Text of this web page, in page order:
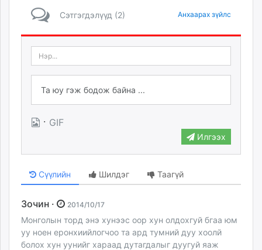
Сэтгэгдэлүүд (2) Анхаарах зүйлс
· GIF
Илгээх
Сүүлийн Шилдэг Таагүй
Зочин · 2014/10/17
Монголын торд энэ хунээс оор хун олдохгуй бгаа юм
уу ноен еронхиийлогчоо та ард тумний дуу хоолй
болох хун уунийг хараад дутагдалыг дуугуй яаж